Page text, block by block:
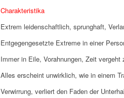
Charakteristika
Extrem leidenschaftlich, sprunghaft,
Entgegengesetzte Extreme in einer
Immer in Eile, Vorahnungen, Zeit vergeht
Alles erscheint unwirklich, wie in einem
Verwirrung, verliert den Faden der